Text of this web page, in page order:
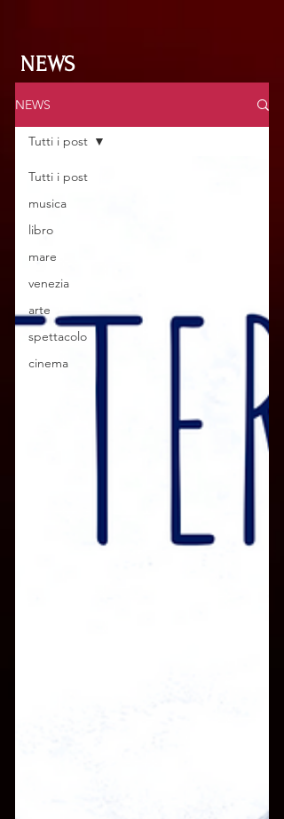
NEWS
NEWS
Tutti i post
musica
libro
mare
venezia
arte
spettacolo
cinema
Tutti i post